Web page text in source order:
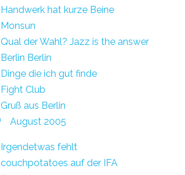
Handwerk hat kurze Beine
Monsun
Qual der Wahl? Jazz is the answer
Berlin Berlin
Dinge die ich gut finde
Fight Club
Gruß aus Berlin
August 2005
Irgendetwas fehlt
couchpotatoes auf der IFA